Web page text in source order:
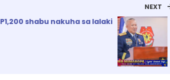
NEXT
P1,200 shabu nakuha sa lalaki